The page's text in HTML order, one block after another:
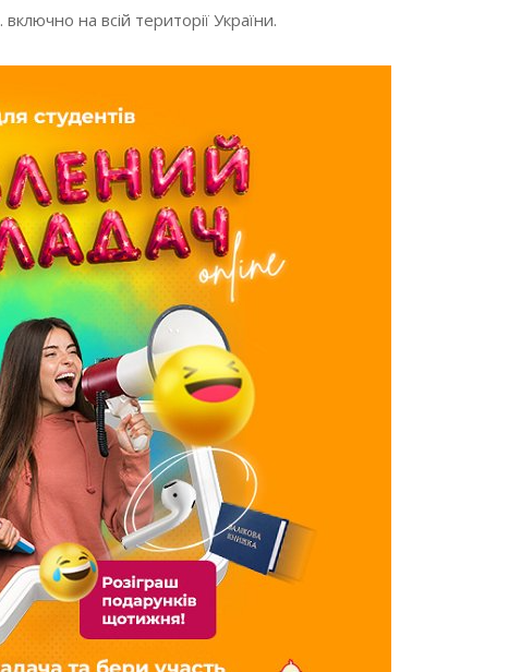
. включно на всій території України.